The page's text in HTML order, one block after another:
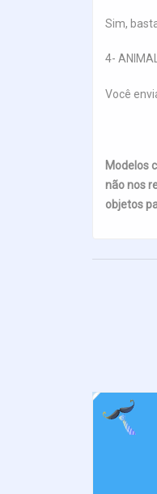
Sim,
4-
Você
Modelos
não nos
objetos